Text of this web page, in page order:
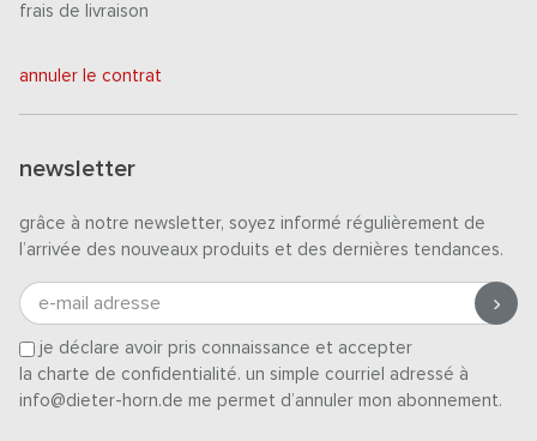
frais de livraison
annuler le contrat
newsletter
grâce à notre newsletter, soyez informé régulièrement de
l’arrivée des nouveaux produits et des dernières tendances.
e-mail adresse
je déclare avoir pris connaissance et accepter
la charte de confidentialité. un simple courriel adressé à
info@dieter-horn.de me permet d’annuler mon abonnement.